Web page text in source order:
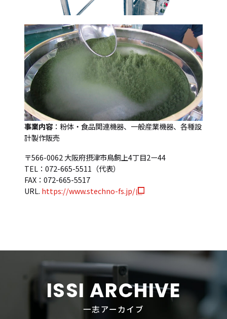
事業内容：粉体・食品関連機器、一般産業機器、各種設
計製作販売
〒566-0062 大阪府摂津市鳥飼上4丁目2ー44
TEL：072-665-5511（代表）
FAX：072-665-5517
URL. https://www.stechno-fs.jp/
ISSI ARCHIVE
一志アーカイブ